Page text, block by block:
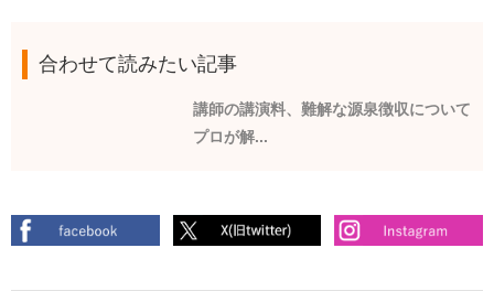
合わせて読みたい記事
講師の講演料、難解な源泉徴収について
プロが解...